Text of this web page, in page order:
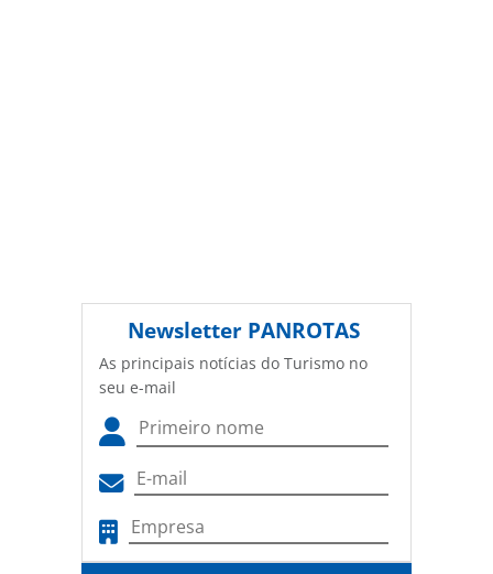
Newsletter PANROTAS
As principais notícias do Turismo no
seu e-mail